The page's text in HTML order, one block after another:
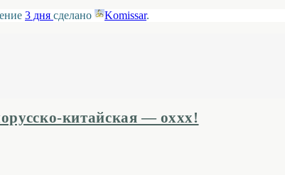
3 дня сделано Komissar.
китайская — оххх!